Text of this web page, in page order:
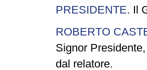
PRESIDENTE. Il
ROBERTO
Signor
dal relatore.